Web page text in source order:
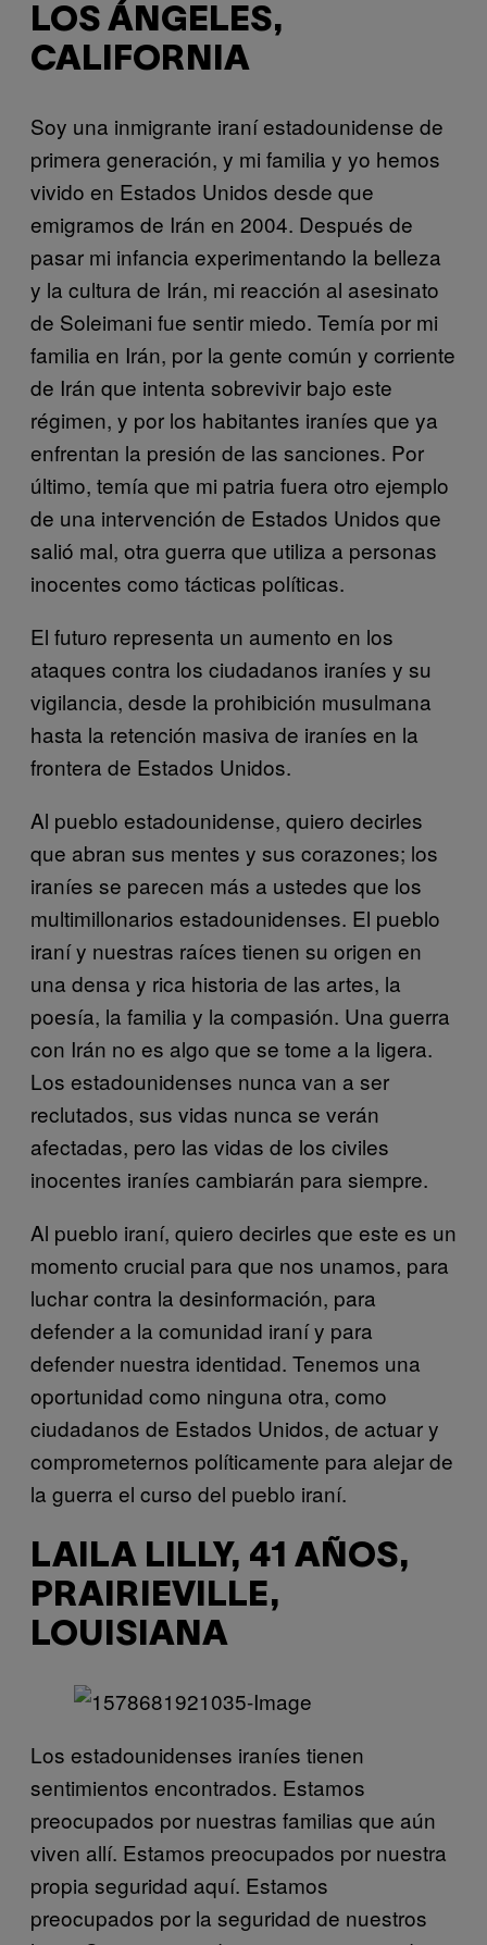
LOS ÁNGELES,
CALIFORNIA
Soy una inmigrante iraní estadounidense de
primera generación, y mi familia y yo hemos
vivido en Estados Unidos desde que
emigramos de Irán en 2004. Después de
pasar mi infancia experimentando la belleza
y la cultura de Irán, mi reacción al asesinato
de Soleimani fue sentir miedo. Temía por mi
familia en Irán, por la gente común y corriente
de Irán que intenta sobrevivir bajo este
régimen, y por los habitantes iraníes que ya
enfrentan la presión de las sanciones. Por
último, temía que mi patria fuera otro ejemplo
de una intervención de Estados Unidos que
salió mal, otra guerra que utiliza a personas
inocentes como tácticas políticas.
El futuro representa un aumento en los
ataques contra los ciudadanos iraníes y su
vigilancia, desde la prohibición musulmana
hasta la retención masiva de iraníes en la
frontera de Estados Unidos.
Al pueblo estadounidense, quiero decirles
que abran sus mentes y sus corazones; los
iraníes se parecen más a ustedes que los
multimillonarios estadounidenses. El pueblo
iraní y nuestras raíces tienen su origen en
una densa y rica historia de las artes, la
poesía, la familia y la compasión. Una guerra
con Irán no es algo que se tome a la ligera.
Los estadounidenses nunca van a ser
reclutados, sus vidas nunca se verán
afectadas, pero las vidas de los civiles
inocentes iraníes cambiarán para siempre.
Al pueblo iraní, quiero decirles que este es un
momento crucial para que nos unamos, para
luchar contra la desinformación, para
defender a la comunidad iraní y para
defender nuestra identidad. Tenemos una
oportunidad como ninguna otra, como
ciudadanos de Estados Unidos, de actuar y
comprometernos políticamente para alejar de
la guerra el curso del pueblo iraní.
LAILA LILLY, 41 AÑOS,
PRAIRIEVILLE,
LOUISIANA
Los estadounidenses iraníes tienen
sentimientos encontrados. Estamos
preocupados por nuestras familias que aún
viven allí. Estamos preocupados por nuestra
propia seguridad aquí. Estamos
preocupados por la seguridad de nuestros